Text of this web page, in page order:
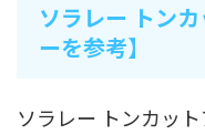
ソラレー トン
ーを参考】
ソラレー トンカッ